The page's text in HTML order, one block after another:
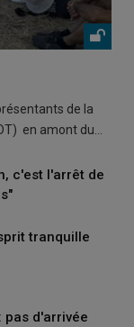
de la
en amont du…
c'est l'arrêt de
tranquille
pas d'arrivée